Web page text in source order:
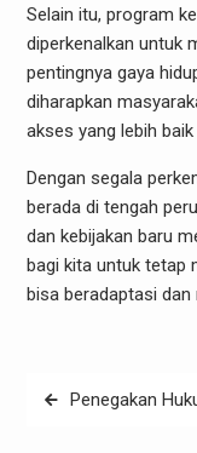
Selain itu, program
diperkenalkan untuk
pentingnya gaya
diharapkan
akses yang lebih
Dengan segala
berada di tengah
dan kebijakan baru
bagi kita untuk tetap
bisa beradaptasi
PostPenegakan